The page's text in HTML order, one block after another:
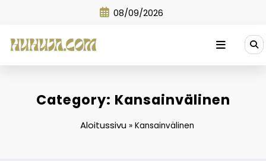
08/09/2026
Category: Kansainvälinen
Aloitussivu» Kansainvälinen